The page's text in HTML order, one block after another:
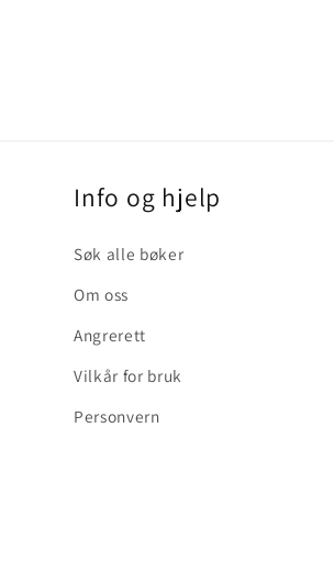
Info og hjelp
Søk alle bøker
Om oss
Angrerett
Vilkår for bruk
Personvern